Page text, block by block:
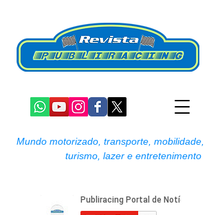
Mundo motorizado, transporte, mobilidade,
turismo, lazer e entretenimento